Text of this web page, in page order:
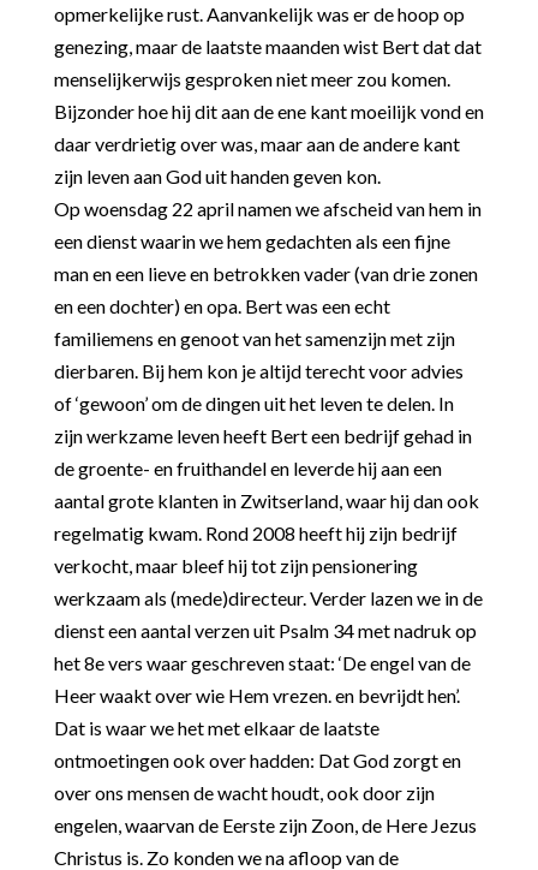
opmerkelijke rust. Aanvankelijk was er de hoop op
genezing, maar de laatste maanden wist Bert dat dat
menselijkerwijs gesproken niet meer zou komen.
Bijzonder hoe hij dit aan de ene kant moeilijk vond en
daar verdrietig over was, maar aan de andere kant
zijn leven aan God uit handen geven kon.
Op woensdag 22 april namen we afscheid van hem in
een dienst waarin we hem gedachten als een fijne
man en een lieve en betrokken vader (van drie zonen
en een dochter) en opa. Bert was een echt
familiemens en genoot van het samenzijn met zijn
dierbaren. Bij hem kon je altijd terecht voor advies
of ‘gewoon’ om de dingen uit het leven te delen. In
zijn werkzame leven heeft Bert een bedrijf gehad in
de groente- en fruithandel en leverde hij aan een
aantal grote klanten in Zwitserland, waar hij dan ook
regelmatig kwam. Rond 2008 heeft hij zijn bedrijf
verkocht, maar bleef hij tot zijn pensionering
werkzaam als (mede)directeur. Verder lazen we in de
dienst een aantal verzen uit Psalm 34 met nadruk op
het 8evers waar geschreven staat: ‘De engel van de
Heer waakt over wie Hem vrezen. en bevrijdt hen’.
Dat is waar we het met elkaar de laatste
ontmoetingen ook over hadden: Dat God zorgt en
over ons mensen de wacht houdt, ook door zijn
engelen, waarvan de Eerste zijn Zoon, de Here Jezus
Christus is. Zo konden we na afloop van de